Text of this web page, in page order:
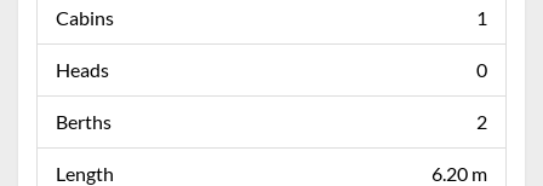
Cabins 1
Heads 0
Berths 2
Length 6.20 m